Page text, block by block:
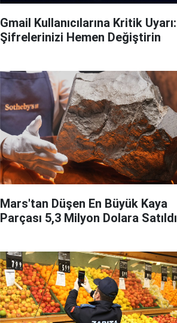
Gmail Kullanıcılarına Kritik Uyarı:
Şifrelerinizi Hemen Değiştirin
Mars'tan Düşen En Büyük Kaya
Parçası 5,3 Milyon Dolara Satıldı